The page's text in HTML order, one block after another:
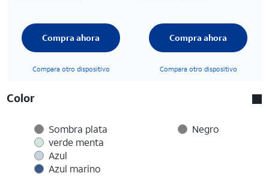
Compra ahora
Compara otro dispositivo
Compra ahora
Compara otro dispositivo
Color
Sombra plata
verde menta
Azul
Azul marino
Negro